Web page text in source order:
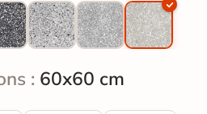
: 60x60 cm